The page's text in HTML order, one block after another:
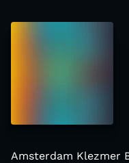
Amsterdam Klezmer